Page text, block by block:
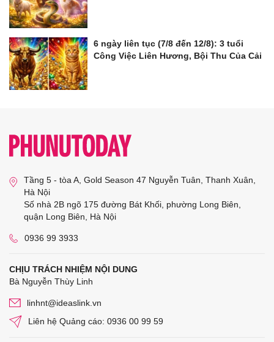
6 ngày liên tục (7/8 đến 12/8): 3 tuổi
Công Việc Liên Hương, Bội Thu Của Cải
Tầng 5 - tòa A, Gold Season 47 Nguyễn Tuân, Thanh Xuân,
Hà Nội
Số nhà 2B ngõ 175 đường Bát Khối, phường Long Biên,
quận Long Biên, Hà Nội
0936 99 3933
CHỊU TRÁCH NHIỆM NỘI DUNG
Bà Nguyễn Thùy Linh
linhnt@ideaslink.vn
Liên hệ Quảng cáo: 0936 00 99 59